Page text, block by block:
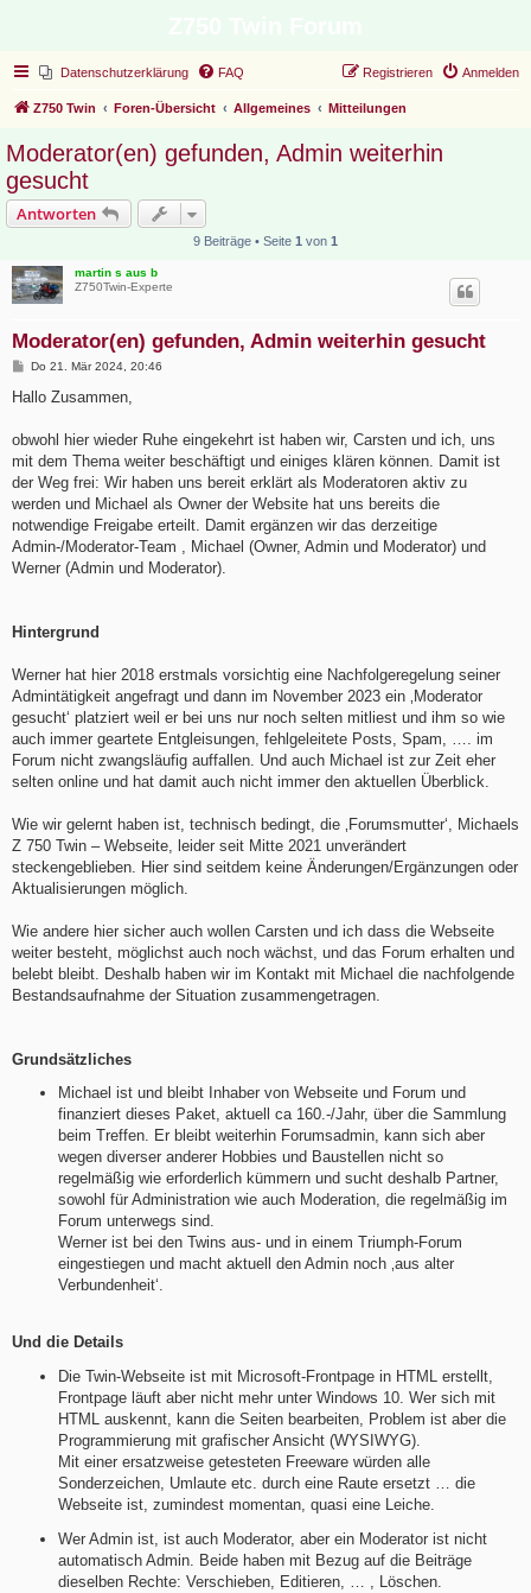
Datenschutzerklärung FAQ Anmelden
Registrieren
Z750 Twin Foren-Übersicht Allgemeines Mitteilungen
Moderator(en) gefunden, Admin weiterhin
gesucht
Antworten
9 Beiträge • Seite 1 von 1
martin s aus b
Z750Twin-Experte
Moderator(en) gefunden, Admin weiterhin gesucht
B
i
a
Do 21. Mär 2024, 20:46
Hallo Zusammen,
obwohl hier wieder Ruhe eingekehrt ist haben wir, Carsten und ich, uns
mit dem Thema weiter beschäftigt und einiges klären können. Damit ist
der Weg frei: Wir haben uns bereit erklärt als Moderatoren aktiv zu
werden und Michael als Owner der Website hat uns bereits die
notwendige Freigabe erteilt. Damit ergänzen wir das derzeitige
Admin-/Moderator-Team , Michael (Owner, Admin und Moderator) und
Werner (Admin und Moderator).
Hintergrund
Werner hat hier 2018 erstmals vorsichtig eine Nachfolgeregelung seiner
Admintätigkeit angefragt und dann im November 2023 ein ‚Moderator
gesucht‘ platziert weil er bei uns nur noch selten mitliest und ihm so wie
auch immer geartete Entgleisungen, fehlgeleitete Posts, Spam, …. im
Forum nicht zwangsläufig auffallen. Und auch Michael ist zur Zeit eher
selten online und hat damit auch nicht immer den aktuellen Überblick.
Wie wir gelernt haben ist, technisch bedingt, die ‚Forumsmutter‘, Michaels
Z 750 Twin – Webseite, leider seit Mitte 2021 unverändert
steckengeblieben. Hier sind seitdem keine Änderungen/Ergänzungen oder
Aktualisierungen möglich.
Wie andere hier sicher auch wollen Carsten und ich dass die Webseite
weiter besteht, möglichst auch noch wächst, und das Forum erhalten und
belebt bleibt. Deshalb haben wir im Kontakt mit Michael die nachfolgende
Bestandsaufnahme der Situation zusammengetragen.
Grundsätzliches
Michael ist und bleibt Inhaber von Webseite und Forum und
finanziert dieses Paket, aktuell ca 160.-/Jahr, über die Sammlung
beim Treffen. Er bleibt weiterhin Forumsadmin, kann sich aber
wegen diverser anderer Hobbies und Baustellen nicht so
regelmäßig wie erforderlich kümmern und sucht deshalb Partner,
sowohl für Administration wie auch Moderation, die regelmäßig im
Forum unterwegs sind.
Werner ist bei den Twins aus- und in einem Triumph-Forum
eingestiegen und macht aktuell den Admin noch ‚aus alter
Verbundenheit‘.
Und die Details
Die Twin-Webseite ist mit Microsoft-Frontpage in HTML erstellt,
Frontpage läuft aber nicht mehr unter Windows 10. Wer sich mit
HTML auskennt, kann die Seiten bearbeiten, Problem ist aber die
Programmierung mit grafischer Ansicht (WYSIWYG).
Mit einer ersatzweise getesteten Freeware würden alle
Sonderzeichen, Umlaute etc. durch eine Raute ersetzt … die
Webseite ist, zumindest momentan, quasi eine Leiche.
Wer Admin ist, ist auch Moderator, aber ein Moderator ist nicht
automatisch Admin. Beide haben mit Bezug auf die Beiträge
dieselben Rechte: Verschieben, Editieren, … , Löschen.